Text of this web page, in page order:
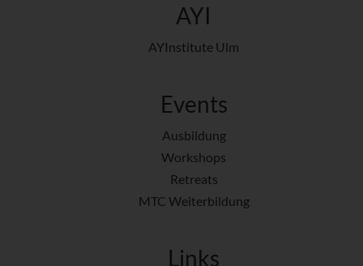
AYI
AYInstitute Ulm
Events
Ausbildung
Workshops
Retreats
MTC Weiterbildung
Links